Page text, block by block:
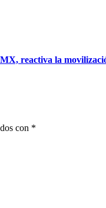
reactiva la
con *